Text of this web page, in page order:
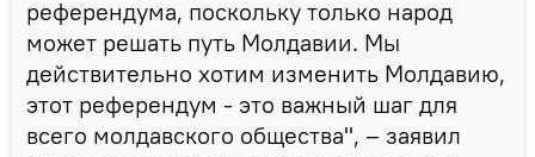
референдума, поскольку только народ
может решать путь Молдавии. Мы
действительно хотим изменить Молдавию,
этот референдум - это важный шаг для
всего молдавского общества", – заявил